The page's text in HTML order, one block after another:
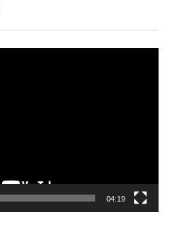
04:19